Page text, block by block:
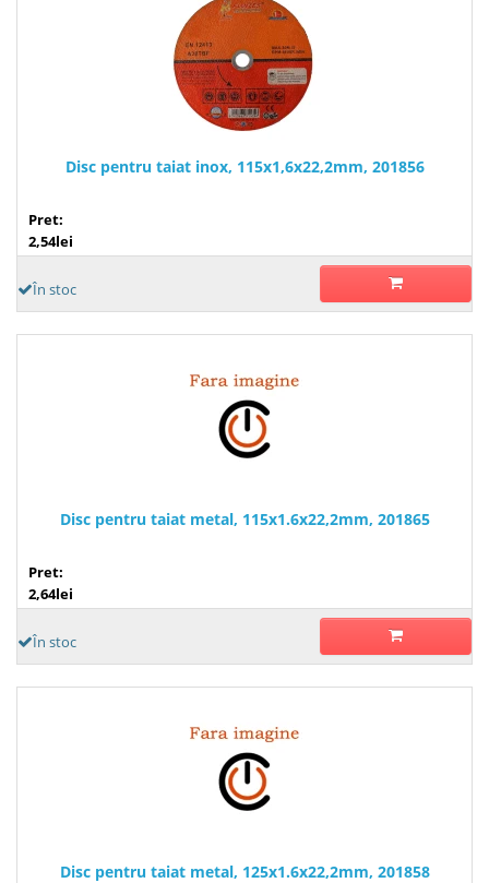
Disc pentru taiat inox, 115x1,6x22,2mm, 201856
Pret:
2,54lei
În stoc
Disc pentru taiat metal, 115x1.6x22,2mm, 201865
Pret:
2,64lei
În stoc
Disc pentru taiat metal, 125x1.6x22,2mm, 201858